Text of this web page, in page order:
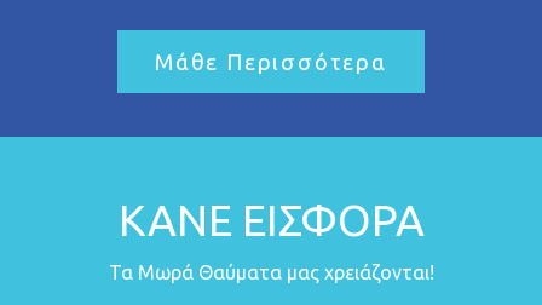
Μάθε Περισσότερα
ΚΑΝΕ ΕΙΣΦΟΡΑ
Τα Μωρά Θαύματα μας χρειάζονται!